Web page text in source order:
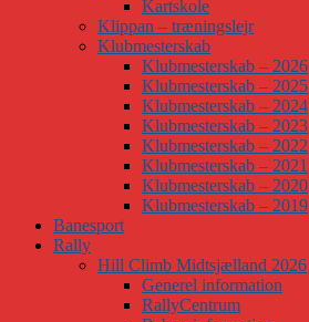
Kartskole
Klippan – træningslejr
Klubmesterskab
Klubmesterskab – 2026
Klubmesterskab – 2025
Klubmesterskab – 2024
Klubmesterskab – 2023
Klubmesterskab – 2022
Klubmesterskab – 2021
Klubmesterskab – 2020
Klubmesterskab – 2019
Banesport
Rally
Hill Climb Midtsjælland 2026
Generel information
RallyCentrum